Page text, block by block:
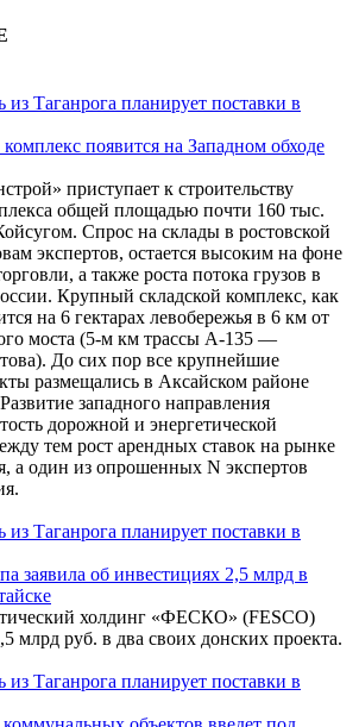
появится на Западном обходе
приступает к строительству
общей площадью почти 160 тыс.
Спрос на склады в ростовской
экспертов, остается высоким на фоне
а также роста потока грузов в
Крупный складской комплекс, как
на 6 гектарах левобережья в 6 км от
моста (5-м км трассы А-135 ―
До сих пор все крупнейшие
размещались в Аксайском районе
западного направления
дорожной и энергетической
тем рост арендных ставок на рынке
а один из опрошенных N экспертов
заявила об инвестициях 2,5 млрд в
холдинг «ФЕСКО» (FESCO)
млрд руб. в два своих донских проекта.